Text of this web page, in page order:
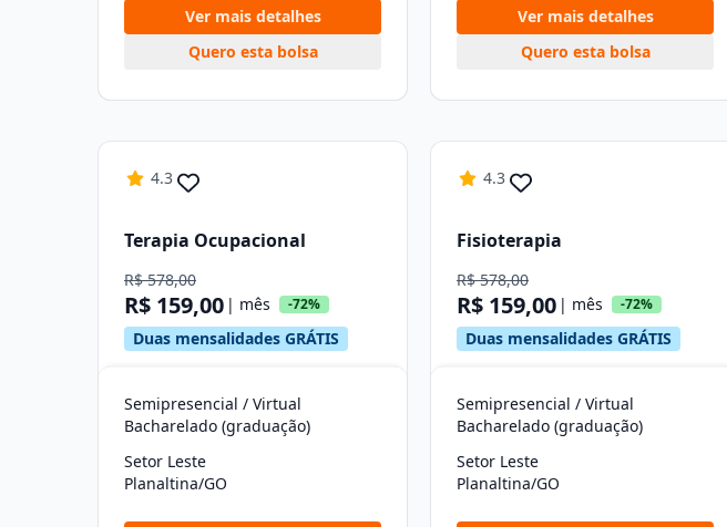
Ver mais detalhes
Quero esta bolsa
Ver mais detalhes
Quero esta bolsa
4.3
Terapia Ocupacional
R$ 578,00
R$ 159,00 | mês -72%
Duas mensalidades GRÁTIS
Semipresencial / Virtual
Bacharelado (graduação)
Setor Leste
Planaltina/GO
4.3
Fisioterapia
R$ 578,00
R$ 159,00 | mês -72%
Duas mensalidades GRÁTIS
Semipresencial / Virtual
Bacharelado (graduação)
Setor Leste
Planaltina/GO